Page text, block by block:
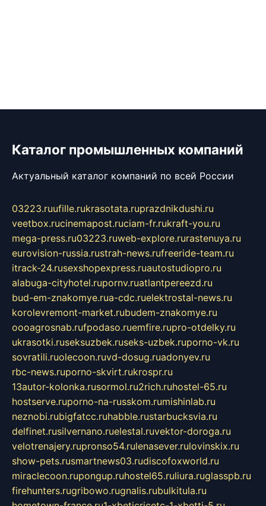
Каталог промышленных компаний
Актуальный каталог компаний по всей России
03223.ruufille.rukrasotata.ruprazdnikdushi.ru
veetbox.rucinemapost.ruciam-fr.rukraft-you.ru
mega-press.ru03223.ruweb-explore.rurastenuya.ru
eurovision-russia.rustrah-news.rufreeride-team.ru
itrack-24.rusexshopexpress.ruautostudiopro.ru
alabuga-cityhotel.rupornv.ruatlantpereezd.ru
bud-em-znakomye.rua-cdc.ruelektrostal-news.ru
korolevremont-market.rubudem-znakomye.ru
oooagrosnab.rufpodaso.ruemfire.rupro-otdelky.ru
ukrasotki.ruseksuzbek.ruseks-uzbek.ruporno-vk.ru
sovratili.ruolecoon.ruvd-dosug.ruadonyev.ru
rbc-news.ruporno-skvirt.rukrospr.ru
13autor-kolonka.rusormol.ru2rich.ruhostel-65.ru
hostserve.ruporno-na-russkom.rumishinlab.ru
neznobi.rubigfatcc.ruhabble.rustarbucksvia.ru
delfinet.rusilvernano.ruelestal.ruvektor-doroga.ru
velotrenajery.rupronso54.rulenasever.rulovinskix.ru
show-pets.rusmartnews03.rudiscofoxworld.ru
miraclecoon.rupongup.ruhostel65.ruliura.ruglasspb.ru
firehunters.rugribowo.rugnalis.rubulkitula.ru